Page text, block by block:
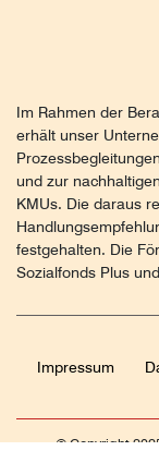
Im Rahmen der
erhält unser
und zur
KMUs. Die daraus
festgehalten. Die
Sozialfonds Plus
Impressum
© Copyright